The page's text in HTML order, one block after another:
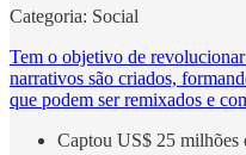
Categoria: Social
Tem o objetivo de
narrativos são criados,
que podem ser remixados e
Captou US$ 25 milhões